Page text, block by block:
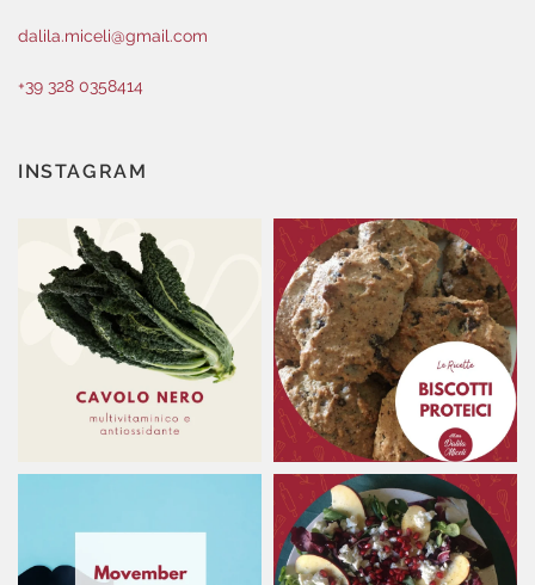
dalila.miceli@gmail.com
+39 328 0358414
INSTAGRAM